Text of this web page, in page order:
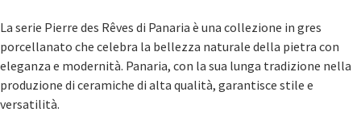
La serie Pierre des Rêves di Panaria è una collezione in gres
porcellanato che celebra la bellezza naturale della pietra con
eleganza e modernità. Panaria, con la sua lunga tradizione nella
produzione di ceramiche di alta qualità, garantisce stile e
versatilità.